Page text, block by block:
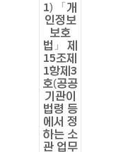
1) 「개
인정보
보호
법」 제
15조제
1항제3
호(공공
기관이
법령 등
에서 정
하는 소
관 업무